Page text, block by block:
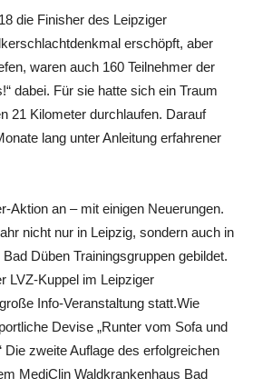
die Finisher des Leipziger
erschöpft, aber
waren auch 160 Teilnehmer der
dabei. Für sie hatte sich ein Traum
21 Kilometer durchlaufen. Darauf
lang unter Anleitung erfahrener
Aktion an – mit einigen Neuerungen.
nicht nur in Leipzig, sondern auch in
Düben Trainingsgruppen gebildet.
LVZ-Kuppel im Leipziger
Info-Veranstaltung statt.Wie
Devise „Runter vom Sofa und
Die zweite Auflage des erfolgreichen
MediClin Waldkrankenhaus Bad